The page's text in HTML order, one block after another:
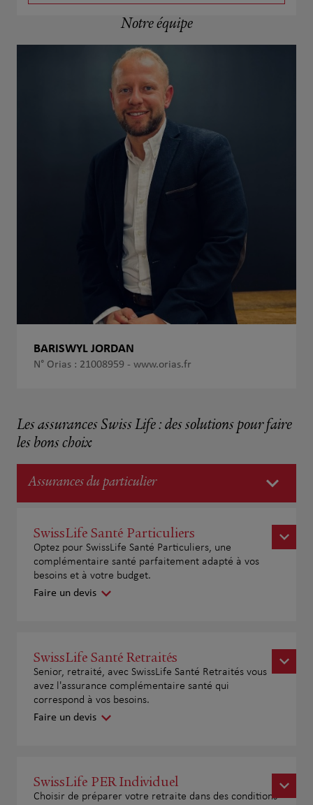
Notre équipe
BARISWYL JORDAN
N° Orias : 21008959 - www.orias.fr
Les assurances Swiss Life : des solutions pour faire
les bons choix
Assurances du particulier
SwissLife Santé Particuliers
Optez pour SwissLife Santé Particuliers, une
complémentaire santé parfaitement adapté à vos
besoins et à votre budget.
Faire un devis
SwissLife Santé Retraités
Senior, retraité, avec SwissLife Santé Retraités vous
avez l'assurance complémentaire santé qui
correspond à vos besoins.
Faire un devis
SwissLife PER Individuel
Choisir de préparer votre retraite dans des conditions